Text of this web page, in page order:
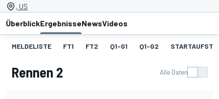
, US
ÜberblickErgebnisseNewsVideos
MELDELISTE FT1 FT2 Q1-G1 Q1-G2
Rennen 2 Alle Daten